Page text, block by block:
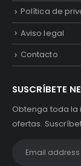
Política de
Aviso legal
Contacto
SUSCRÍBETE
Obtenga toda la
ofertas.